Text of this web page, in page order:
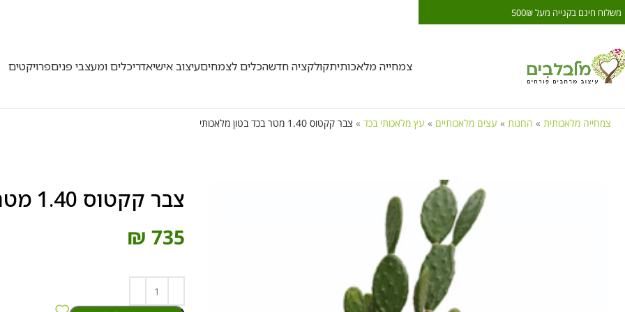
צמחייה מלאכותיתקולקציה חדשהכלים לצמחיםעיצוב אישיאדריכלים ומעצבי פניםפרויקטים
צמחייה מלאכותית » החנות » עצים מלאכותיים » עץ מלאכותי בכד » צבר קקטוס 1.40 מטר בכד בטון מלאכותי
צבר קקטוס 1.40 מטר בכד בטון מלאכותי
₪ 735
משלוח חינם בקנייה מעל 500₪